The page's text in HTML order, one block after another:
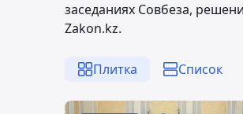
заседаниях Совбеза,
Zakon.kz.
Плитка Список